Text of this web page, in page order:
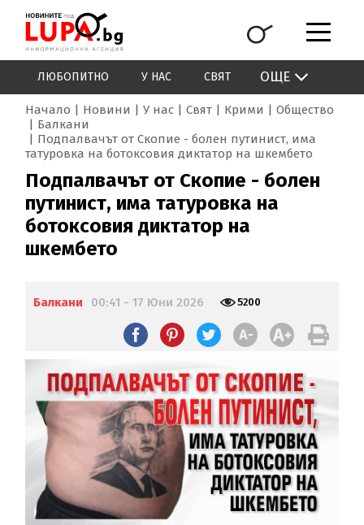
ЛЮБОПИТНО У НАС СВЯТ ОЩЕ
Начало Новини У нас Свят Крими
Общество
Балкани
Подпалвачът от Скопие - болен путинист, има
татуровка на ботоксовия диктатор на шкембето
Подпалвачът от Скопие - болен
путинист, има татуровка на
ботоксовия диктатор на
шкембето
Балкани 00:41 - 17 Юни 2026 5200